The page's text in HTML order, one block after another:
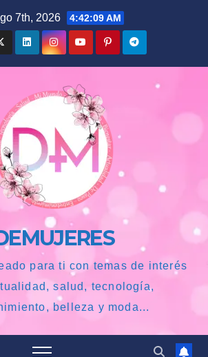
7th, 2026 4:42:10 AM
para ti con temas de interés
salud, tecnología,
belleza y moda...